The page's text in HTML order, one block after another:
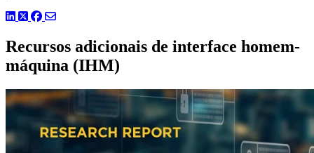
LinkedIn
TwitterFacebook
Recursos adicionais de interface homem-
máquina (IHM)